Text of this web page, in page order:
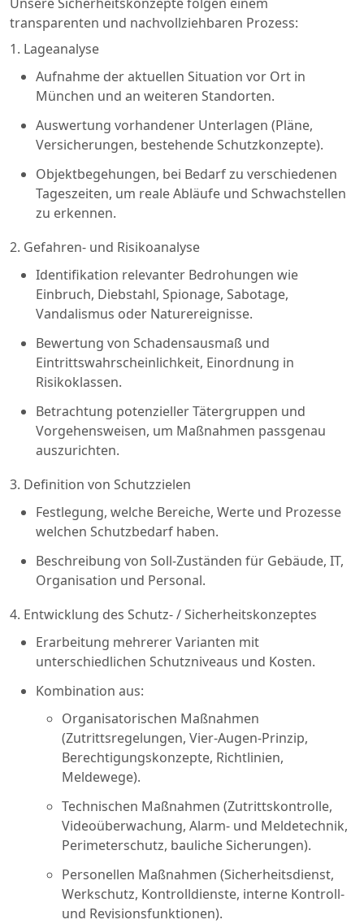
Unsere Sicherheitskonzepte folgen einem
transparenten und nachvollziehbaren Prozess:
1. Lageanalyse
Aufnahme der aktuellen Situation vor Ort in
München und an weiteren Standorten.
Auswertung vorhandener Unterlagen (Pläne,
Versicherungen, bestehende Schutzkonzepte).
Objektbegehungen, bei Bedarf zu verschiedenen
Tageszeiten, um reale Abläufe und Schwachstellen
zu erkennen.
2. Gefahren- und Risikoanalyse
Identifikation relevanter Bedrohungen wie
Einbruch, Diebstahl, Spionage, Sabotage,
Vandalismus oder Naturereignisse.
Bewertung von Schadensausmaß und
Eintrittswahrscheinlichkeit, Einordnung in
Risikoklassen.
Betrachtung potenzieller Tätergruppen und
Vorgehensweisen, um Maßnahmen passgenau
auszurichten.
3. Definition von Schutzzielen
Festlegung, welche Bereiche, Werte und Prozesse
welchen Schutzbedarf haben.
Beschreibung von Soll-Zuständen für Gebäude, IT,
Organisation und Personal.
4. Entwicklung des Schutz- / Sicherheitskonzeptes
Erarbeitung mehrerer Varianten mit
unterschiedlichen Schutzniveaus und Kosten.
Kombination aus:
Organisatorischen Maßnahmen
(Zutrittsregelungen, Vier-Augen-Prinzip,
Berechtigungskonzepte, Richtlinien,
Meldewege).
Technischen Maßnahmen (Zutrittskontrolle,
Videoüberwachung, Alarm- und Meldetechnik,
Perimeterschutz, bauliche Sicherungen).
Personellen Maßnahmen (Sicherheitsdienst,
Werkschutz, Kontrolldienste, interne Kontroll-
und Revisionsfunktionen).